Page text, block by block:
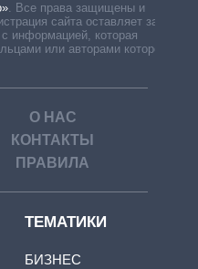
. Все права защищены и
сайта оставляет за
информацией, которая
или авторами которой
О НАС
КОНТАКТЫ
ПРАВИЛА
ТЕМАТИКИ
БИЗНЕС